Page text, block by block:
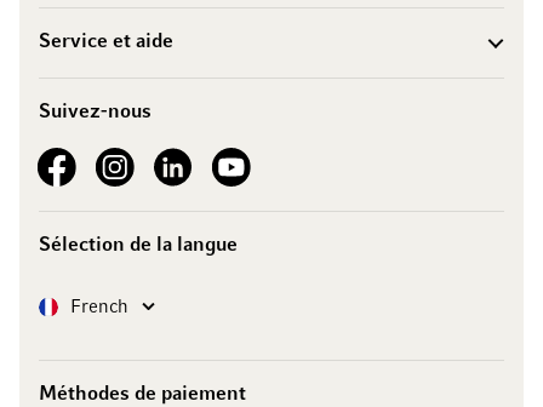
Service et aide
Suivez-nous
See our FacebookSee our Instagram account
See our LinkedInSee our YouTube channel
Sélection de la langue
LangueFrench
Méthodes de paiement